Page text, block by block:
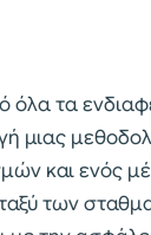
τα
μιας
και ενός
των